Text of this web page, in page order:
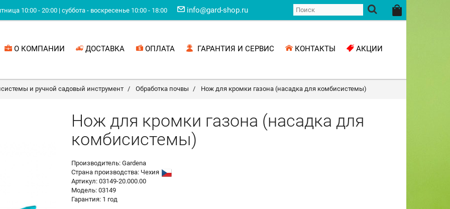
10:00 - 20:00 | суббота - воскресенье 10:00 - 18:00 info@gard-shop.ru
О КОМПАНИИ ДОСТАВКА ОПЛАТА ГАРАНТИЯ И СЕРВИС КОНТАКТЫ АКЦИИ
и ручной садовый инструмент Обработка почвы Нож для кромки газона (насадка для комбисистемы)
Нож для кромки газона (насадка для
комбисистемы)
Производитель: Gardena
Страна производства: Чехия
Артикул: 03149-20.000.00
Модель: 03149
Гарантия: 1 год